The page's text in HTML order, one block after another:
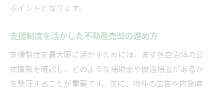
ポイントとなります。
支援制度を活かした不動産売却の進め方
支援制度を最大限に活かすためには、まず各自治体の公
式情報を確認し、どのような補助金や優遇措置があるか
を整理することが重要です。次に、物件の広告や内覧時